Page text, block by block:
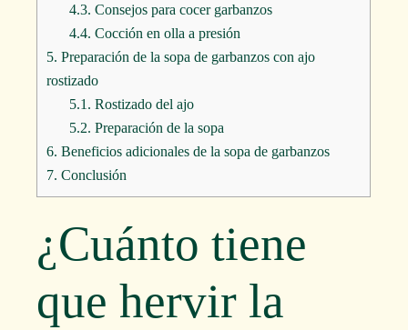
4.3. Consejos para cocer garbanzos
4.4. Cocción en olla a presión
5. Preparación de la sopa de garbanzos con ajo
rostizado
5.1. Rostizado del ajo
5.2. Preparación de la sopa
6. Beneficios adicionales de la sopa de garbanzos
7. Conclusión
¿Cuánto tiene
que hervir la